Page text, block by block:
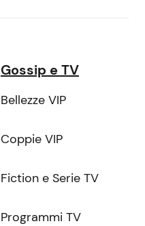
Gossip e TV
Bellezze VIP
Coppie VIP
Fiction e Serie TV
Programmi TV